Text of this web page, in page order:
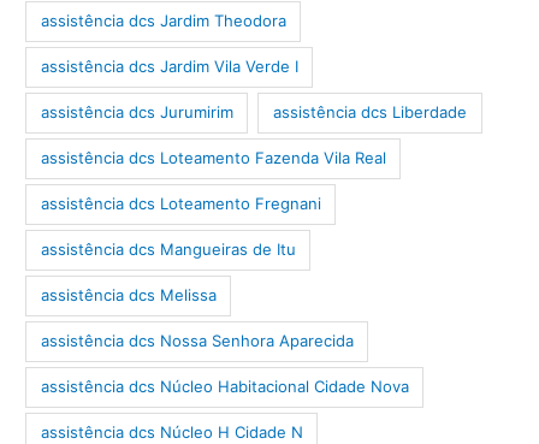
assistência dcs Jardim Theodora
assistência dcs Jardim Vila Verde I
assistência dcs Jurumirim assistência dcs Liberdade
assistência dcs Loteamento Fazenda Vila Real
assistência dcs Loteamento Fregnani
assistência dcs Mangueiras de Itu
assistência dcs Melissa
assistência dcs Nossa Senhora Aparecida
assistência dcs Núcleo Habitacional Cidade Nova
assistência dcs Núcleo H Cidade N